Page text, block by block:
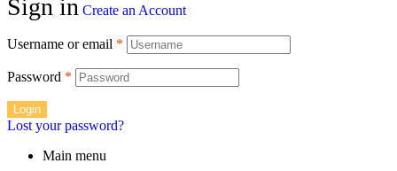
Sign in Create an Account
Username or email *
Password *
Login
Lost your password?
Main menu